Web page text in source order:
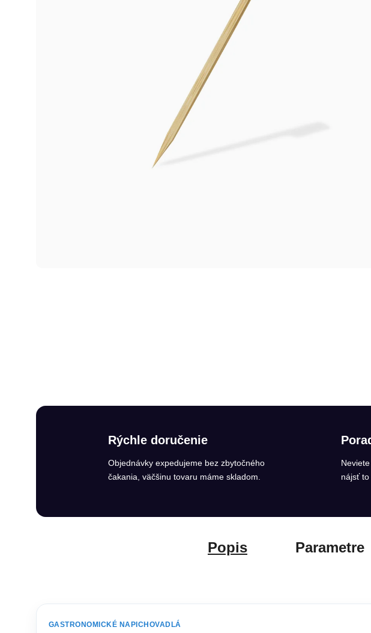
Rýchle doručenie
Objednávky expedujeme bez zbytočného
čakania, väčšinu tovaru máme skladom.
nájsť to
Popis Parametre
GASTRONOMICKÉ NAPICHOVADLÁ